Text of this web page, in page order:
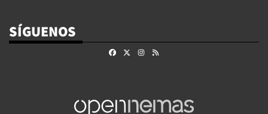
SÍGUENOS
FacebookInstagram